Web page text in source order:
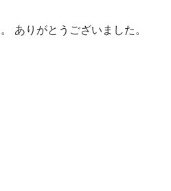
ありがとうございました。